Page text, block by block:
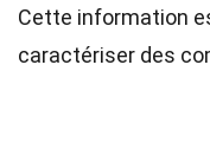
Cette information
caractériser des